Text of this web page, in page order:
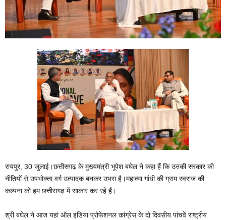
रायपुर, 30 जुलाई।छत्तीसगढ़ के मुख्यमंत्री भूपेश बघेल ने कहा हैं कि उऩकी सरकार की
नीतियों से उपभोक्ता वर्ग उत्पादक बनकर उभरा है।महात्मा गांधी की ग्राम स्वराज की
कल्पना को हम छत्तीसगढ़ में साकार कर रहे हैं।
श्री बघेल ने आज यहां ऑल इंडिया प्रोफेशनल कांग्रेस के दो दिवसीय पांचवें राष्ट्रीय